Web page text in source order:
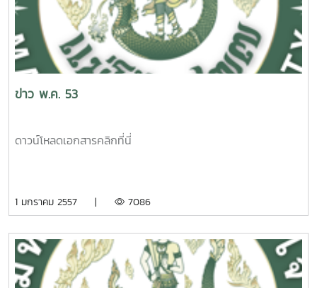
ข่าว พ.ค. 53
ดาวน์โหลดเอกสารคลิกที่นี่
1 มกราคม 2557 | 7086